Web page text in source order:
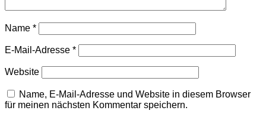
Name *
E-Mail-Adresse *
Website
Name, E-Mail-Adresse und Website in diesem Browser
für meinen nächsten Kommentar speichern.